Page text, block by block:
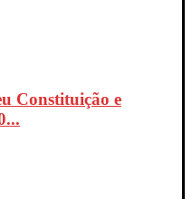
Constituição e